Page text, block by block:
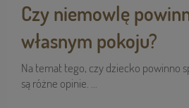
Czy niemowlę
własnym pokoju?
Na temat tego, czy dziecko powinno
są różne opinie. ...